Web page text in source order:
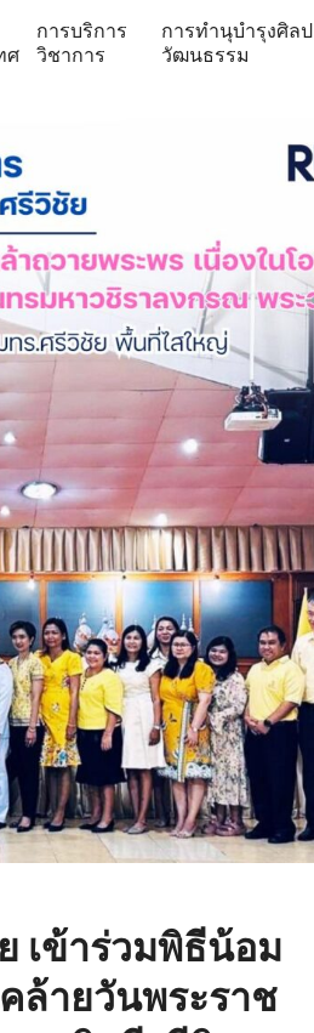
ศ
การบริการ
วิชาการ
การทำนุบำรุงศิลป
วัฒนธรรม
เข้าร่วมพิธีน้อม
ล้ายวันพระราช